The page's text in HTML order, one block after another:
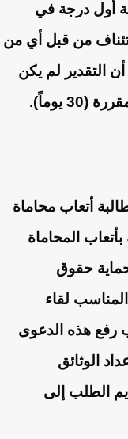
أول درجة في
من قبل أي من
التقدير لم يكن
يوماً).
أتعاب محاماة
المحاماة
حقوق
لقاء
رفع هذه الدعوى
الوثائق
الطلب إلى